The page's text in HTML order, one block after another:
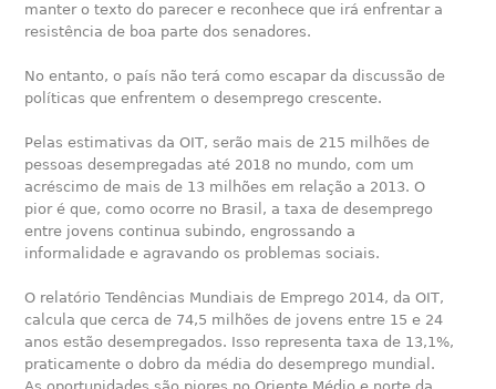
manter o texto do parecer e reconhece que irá enfrentar a
resistência de boa parte dos senadores.
No entanto, o país não terá como escapar da discussão de
políticas que enfrentem o desemprego crescente.
Pelas estimativas da OIT, serão mais de 215 milhões de
pessoas desempregadas até 2018 no mundo, com um
acréscimo de mais de 13 milhões em relação a 2013. O
pior é que, como ocorre no Brasil, a taxa de desemprego
entre jovens continua subindo, engrossando a
informalidade e agravando os problemas sociais.
O relatório Tendências Mundiais de Emprego 2014, da OIT,
calcula que cerca de 74,5 milhões de jovens entre 15 e 24
anos estão desempregados. Isso representa taxa de 13,1%,
praticamente o dobro da média do desemprego mundial.